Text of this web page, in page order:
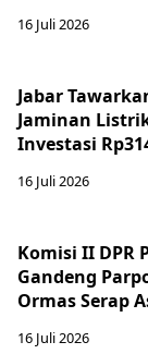
16 Juli 2026
Jabar
Jaminan
Investasi
16 Juli 2026
Komisi II DPR
Gandeng
Ormas Serap
16 Juli 2026